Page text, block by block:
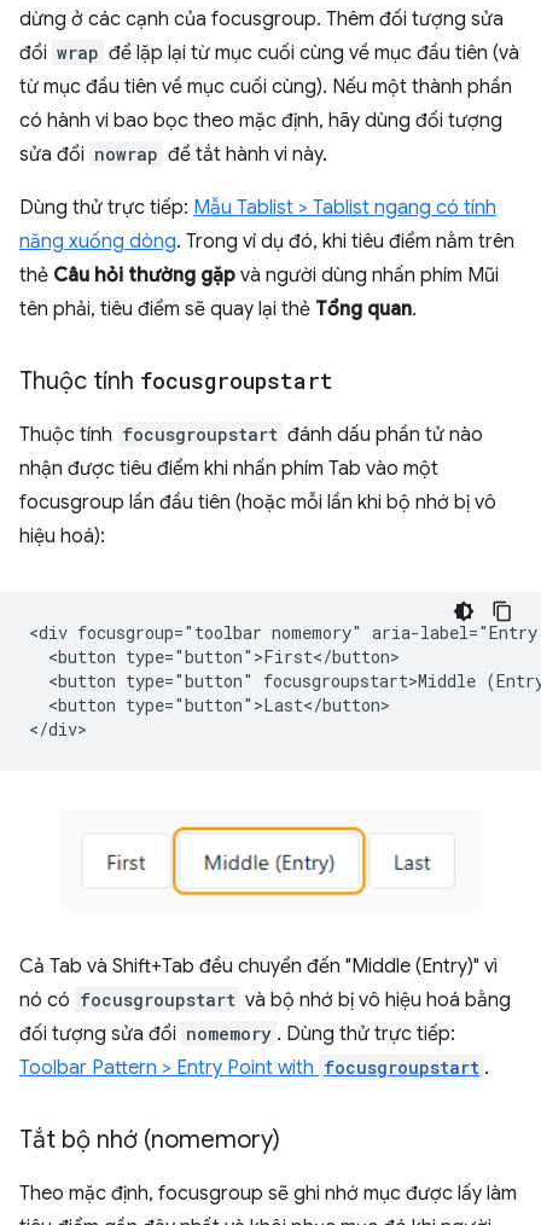
dừng ở các cạnh của focusgroup. Thêm đối tượng sửa
đổi wrap để lặp lại từ mục cuối cùng về mục đầu tiên (và
từ mục đầu tiên về mục cuối cùng). Nếu một thành phần
có hành vi bao bọc theo mặc định, hãy dùng đối tượng
sửa đổi nowrap để tắt hành vi này.
Dùng thử trực tiếp: Mẫu Tablist > Tablist ngang có tính
năng xuống dòng. Trong ví dụ đó, khi tiêu điểm nằm trên
thẻ Câu hỏi thường gặp và người dùng nhấn phím Mũi
tên phải, tiêu điểm sẽ quay lại thẻ Tổng quan.
Thuộc tính focusgroupstart
Thuộc tính focusgroupstart đánh dấu phần tử nào
nhận được tiêu điểm khi nhấn phím Tab vào một
focusgroup lần đầu tiên (hoặc mỗi lần khi bộ nhớ bị vô
hiệu hoá):
<div focusgroup="toolbar nomemory" aria-
  <button type="button">First</button>
<button type="button" focusgroupstart>Middle
  <button type="button">Last</button>
Cả Tab và Shift+Tab đều chuyển đến "Middle (Entry)" vì
nó có focusgroupstart và bộ nhớ bị vô hiệu hoá bằng
đối tượng sửa đổi nomemory . Dùng thử trực tiếp:
Toolbar Pattern > Entry Point with focusgroupstart .
Tắt bộ nhớ (nomemory)
Theo mặc định, focusgroup sẽ ghi nhớ mục được lấy làm